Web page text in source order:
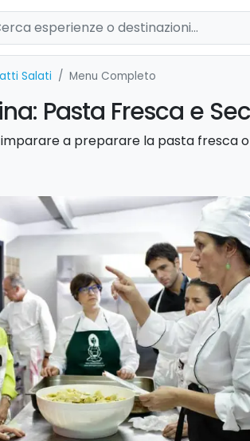
Salati Menu Completo
Pasta Fresca e
a preparare la pasta fresca